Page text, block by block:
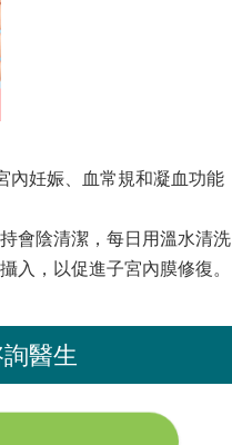
內妊娠、血常規和凝血功能
會陰清潔，每日用溫水清洗
，以促進子宮內膜修復。
醫生